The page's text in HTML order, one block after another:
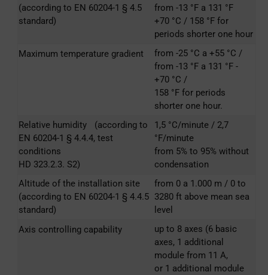
(according to EN 60204-1 § 4.5
standard)
from -13 °F a 131 °F
+70 °C / 158 °F for
periods shorter one hour
Maximum temperature gradient
from -25 °C a +55 °C /
from -13 °F a 131 °F -
+70 °C /
158 °F for periods
shorter one hour.
Relative humidity (according to
EN 60204-1 § 4.4.4, test
conditions
HD 323.2.3. S2)
1,5 °C/minute / 2,7
°F/minute
from 5% to 95% without
condensation
Altitude of the installation site
(according to EN 60204-1 § 4.4.5
standard)
from 0 a 1.000 m / 0 to
3280 ft above mean sea
level
Axis controlling capability
up to 8 axes (6 basic
axes, 1 additional
module from 11 A,
or 1 additional module